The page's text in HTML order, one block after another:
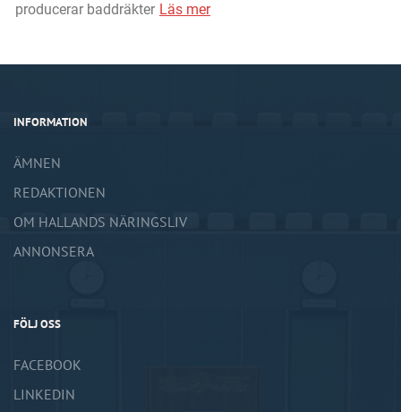
producerar baddräkter Läs mer
INFORMATION
ÄMNEN
REDAKTIONEN
OM HALLANDS NÄRINGSLIV
ANNONSERA
FÖLJ OSS
FACEBOOK
LINKEDIN